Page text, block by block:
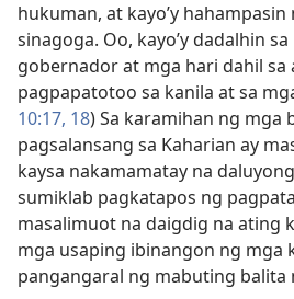
hukuman, at kayo’y
sinagoga. Oo, kayo’y dadalhin
gobernador at mga hari dahil sa
pagpapatotoo sa kanila at sa
10:17, 18) Sa karamihan ng mga
pagsalansang sa Kaharian ay
kaysa nakamamatay na
sumiklab pagkatapos ng
masalimuot na daigdig na ating
mga usaping ibinangon ng mga
pangangaral ng mabuting balita